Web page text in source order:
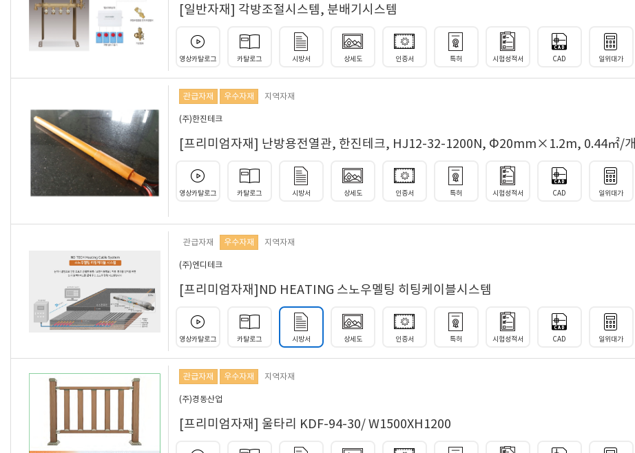
[일반자재] 각방조절시스템, 분배기시스템
영상카탈로그 카탈로그 시방서 상세도 인증서 특허 시험성적서 CAD 일위대가
관급자재 우수자재 지역자재
(주)한진테크
[프리미엄자재] 난방용전열관, 한진테크, HJ12-32-1200N, Φ20mm×1.2m, 0.44㎡/개
영상카탈로그 카탈로그 시방서 상세도 인증서 특허 시험성적서 CAD 일위대가
관급자재 우수자재 지역자재
(주)엔디테크
[프리미엄자재]ND HEATING 스노우멜팅 히팅케이블시스템
영상카탈로그 카탈로그 시방서 상세도 인증서 특허 시험성적서 CAD 일위대가
관급자재 우수자재 지역자재
(주)경동산업
[프리미엄자재] 울타리 KDF-94-30/ W1500XH1200